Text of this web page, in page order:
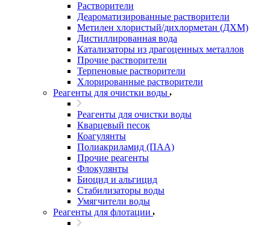
Растворители
Деароматизированные растворители
Метилен хлористый/дихлорметан (ДХМ)
Дистиллированная вода
Катализаторы из драгоценных металлов
Прочие растворители
Терпеновые растворители
Хлорированные растворители
Реагенты для очистки воды
Реагенты для очистки воды
Кварцевый песок
Коагулянты
Полиакриламид (ПАА)
Прочие реагенты
Флокулянты
Биоцид и альгицид
Стабилизаторы воды
Умягчители воды
Реагенты для флотации